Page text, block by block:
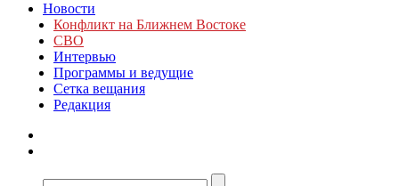
Новости
Конфликт на Ближнем Востоке
СВО
Интервью
Программы и ведущие
Сетка вещания
Редакция